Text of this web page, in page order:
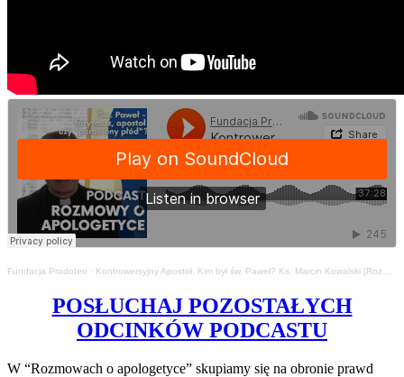
Fundacja Prodoteo · Kontrowersyjny Apostoł. Kim był św. Paweł? Ks. Marcin Kowalski [Rozmowy o apologetyce #45]
POSŁUCHAJ POZOSTAŁYCH
ODCINKÓW PODCASTU
W “Rozmowach o apologetyce” skupiamy się na obronie prawd